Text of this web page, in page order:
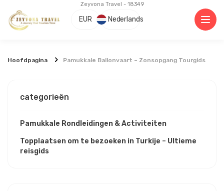
Zeyvona Travel - 18349
EUR Nederlands
Hoofdpagina Pamukkale Ballonvaart – Zonsopgang Tourgids
categorieën
Pamukkale Rondleidingen & Activiteiten
Topplaatsen om te bezoeken in Turkije – Ultieme
reisgids